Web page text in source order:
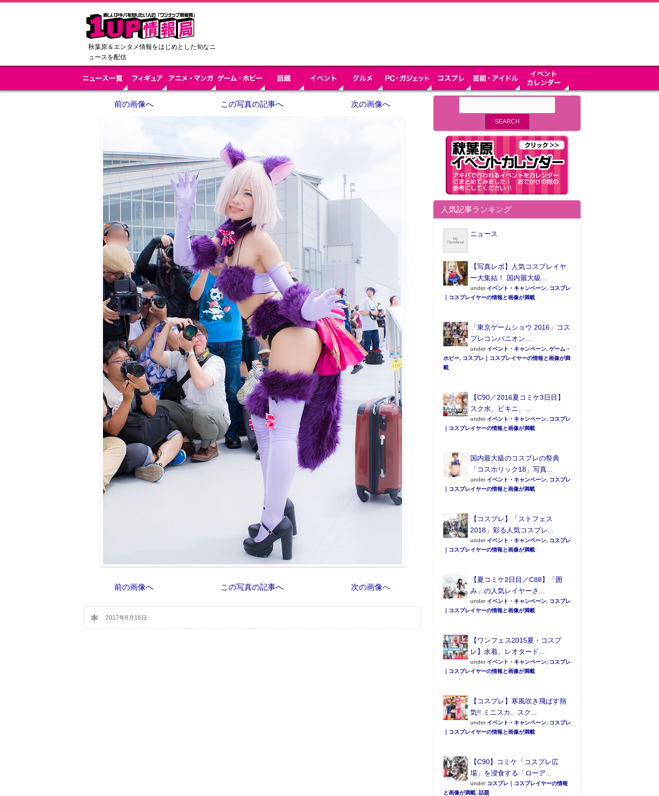
秋葉原＆エンタメ情報をはじめとした旬なニ
ュースを配信
前の画像へ この写真の記事へ 次の画像へ
前の画像へ この写真の記事へ 次の画像へ
2017年8月16日
人気記事ランキング
ニュース
【写真レポ】人気コスプレイヤ
ー大集結！ 国内最大級...
under イベント・キャンペーン, コスプレ
｜コスプレイヤーの情報と画像が満載
「東京ゲームショウ 2016」コス
プレコンパニオン...
under イベント・キャンペーン, ゲーム・
ホビー, コスプレ｜コスプレイヤーの情報と画像が満
載
【C90／2016夏コミケ3日目】
スク水、ビキニ、...
under イベント・キャンペーン, コスプレ
｜コスプレイヤーの情報と画像が満載
国内最大級のコスプレの祭典
「コスホリック18」写真...
under イベント・キャンペーン, コスプレ
｜コスプレイヤーの情報と画像が満載
【コスプレ】「ストフェス
2018」彩る人気コスプレ...
under イベント・キャンペーン, コスプレ
｜コスプレイヤーの情報と画像が満載
【夏コミケ2日目／C88】「囲
み」の人気レイヤーさ...
under イベント・キャンペーン, コスプレ
｜コスプレイヤーの情報と画像が満載
【ワンフェス2015夏・コスプ
レ】水着、レオタード...
under イベント・キャンペーン, コスプレ
｜コスプレイヤーの情報と画像が満載
【コスプレ】寒風吹き飛ばす熱
気!! ミニスカ、スク...
under イベント・キャンペーン, コスプレ
｜コスプレイヤーの情報と画像が満載
【C90】コミケ「コスプレ広
場」を浸食する「ローア...
under コスプレ｜コスプレイヤーの情報
と画像が満載, 話題